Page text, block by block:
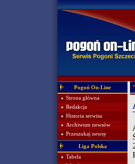
Pogoń On-Line
Strona główna
Redakcja
Historia serwisu
Archiwum newsów
Przeszukaj newsy
Liga Polska
Tabela